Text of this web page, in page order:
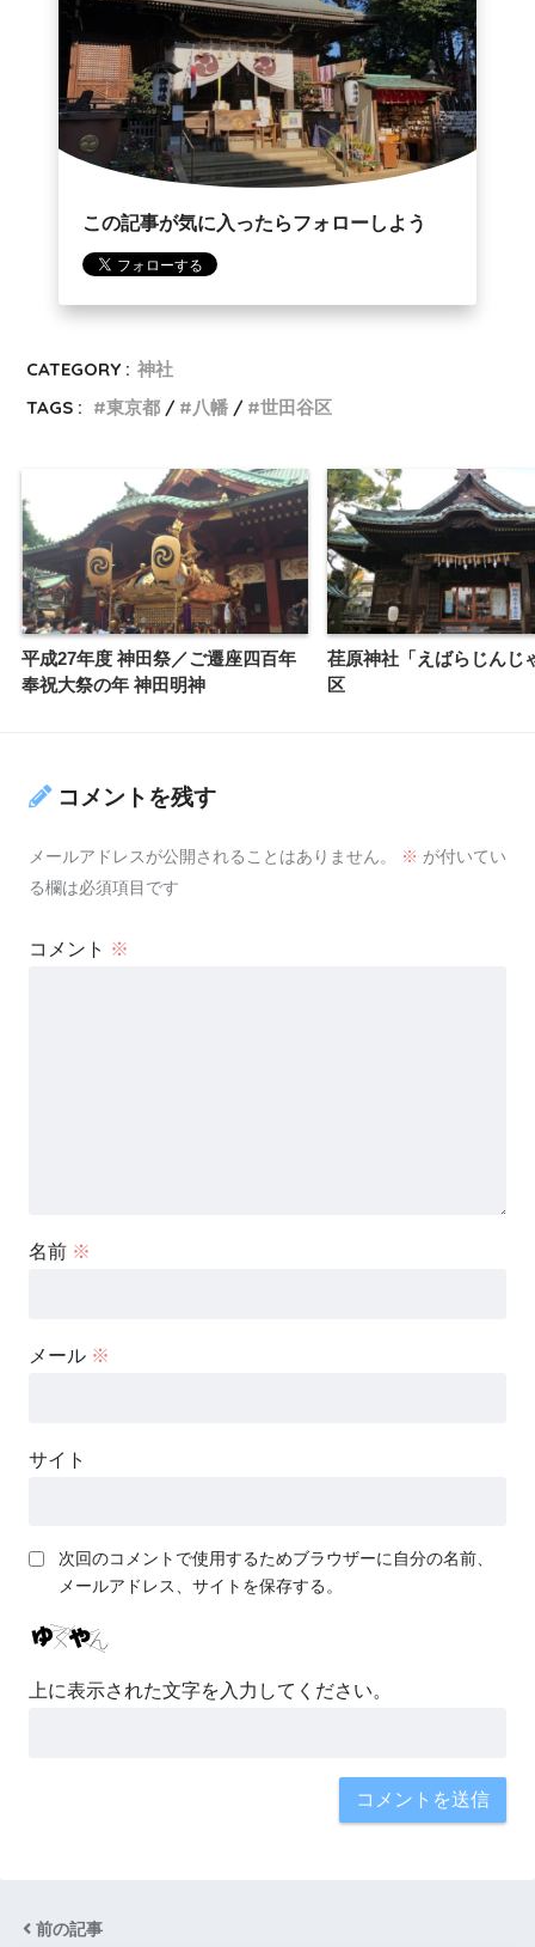
この記事が気に入ったらフォローしよう
CATEGORY : 神社
TAGS :
東京都 八幡 世田谷区
平成27年度 神田祭／ご遷座四百年
奉祝大祭の年 神田明神
荏原神社「えばらじん
区
コメントを残す
メールアドレスが公開されることはありません。 ※ が付いてい
る欄は必須項目です
コメント ※
名前 ※
メール ※
サイト
次回のコメントで使用するためブラウザーに自分の名前、
メールアドレス、サイトを保存する。
上に表示された文字を入力してください。
前の記事